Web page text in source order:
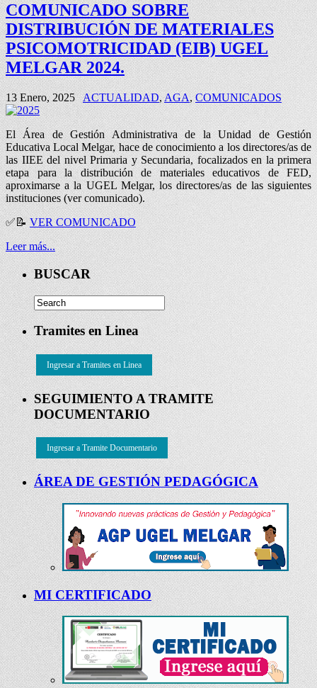
COMUNICADO SOBRE
DISTRIBUCIÓN DE MATERIALES
PSICOMOTRICIDAD (EIB) UGEL
MELGAR 2024.
13 Enero, 2025 ACTUALIDAD,AGA,COMUNICADOS
El Área de Gestión Administrativa de la Unidad de Gestión
Educativa Local Melgar, hace de conocimiento a los directores/as de
las IIEE del nivel Primaria y Secundaria, focalizados en la primera
etapa para la distribución de materiales educativos de FED,
aproximarse a la UGEL Melgar, los directores/as de las siguientes
instituciones (ver comunicado).
✅📝 VER COMUNICADO
Leer más...
BUSCAR
Tramites en Linea
Ingresar a Tramites en Linea
SEGUIMIENTO A TRAMITE
DOCUMENTARIO
Ingresar a Tramite Documentario
ÁREA DE GESTIÓN PEDAGÓGICA
MI CERTIFICADO